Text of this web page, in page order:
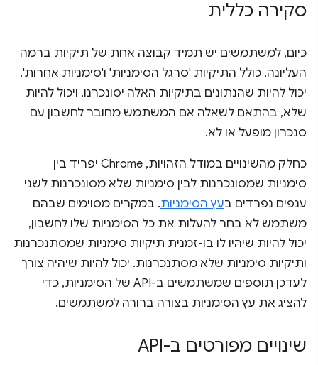
סקירה כללית
כיום, למשתמשים יש תמיד קבוצה אחת של תיקיות ברמה
העליונה, כולל התיקיות 'סרגל הסימניות' ו'סימניות אחרות'.
יכול להיות שהנתונים בתיקיות האלה יסונכרנו, ויכול להיות
שלא, בהתאם לשאלה אם המשתמש מחובר לחשבון עם
סנכרון מופעל או לא.
כחלק מהשינויים במודל הזהויות, Chrome יפריד בין
סימניות שמסונכרנות לבין סימניות שלא מסונכרנות לשני
ענפים נפרדים בעץ הסימניות. במקרים מסוימים שבהם
משתמש לא בחר להעלות את כל הסימניות שלו לחשבון,
יכול להיות שיהיו לו בו-זמנית תיקיות סימניות שמסתנכרנות
ותיקיות סימניות שלא מסתנכרנות. יכול להיות שיהיה צורך
לעדכן תוספים שמשתמשים ב-API של הסימניות, כדי
להציג את עץ הסימניות בצורה ברורה למשתמשים.
שינויים מפורטים ב-API